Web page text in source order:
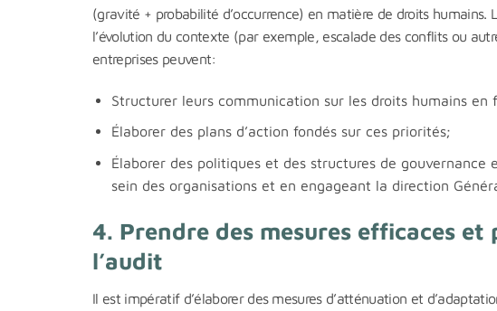
(gravité + probabilité d’occurrence) en matière de droits
l’évolution du contexte (par exemple, escalade des conflits ou
entreprises peuvent:
Structurer leurs communication sur les droits humains
Élaborer des plans d’action fondés sur ces priorités;
Élaborer des politiques et des structures de
sein des organisations et en engageant la direction
4. Prendre des mesures efficaces
l’audit
Il est impératif d’élaborer des mesures d’atténuation et